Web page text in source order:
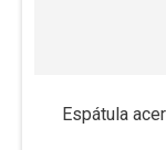
Espátula